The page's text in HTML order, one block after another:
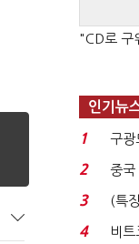
"CD로 구
인기뉴
1
구광
로봇
2
중국
국전
3
(특
지
4
비